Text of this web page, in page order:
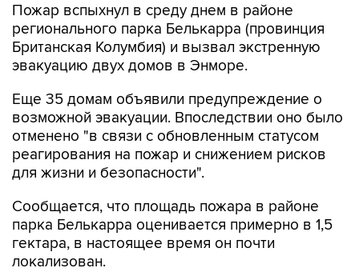
Пожар вспыхнул в среду днем в районе
регионального парка Белькарра (провинция
Британская Колумбия) и вызвал экстренную
эвакуацию двух домов в Энморе.
Еще 35 домам объявили предупреждение о
возможной эвакуации. Впоследствии оно было
отменено "в связи с обновленным статусом
реагирования на пожар и снижением рисков
для жизни и безопасности".
Сообщается, что площадь пожара в районе
парка Белькарра оценивается примерно в 1,5
гектара, в настоящее время он почти
локализован.